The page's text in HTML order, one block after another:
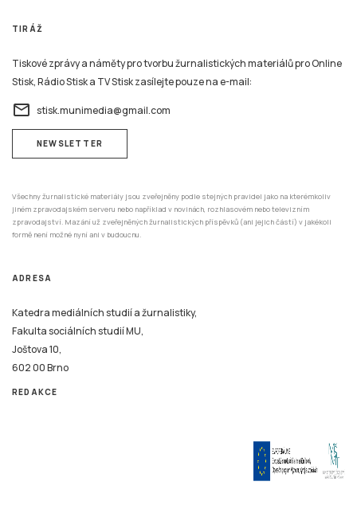
TIRÁŽ
Tiskové zprávy a náměty pro tvorbu žurnalistických materiálů pro Online
Stisk, Rádio Stisk a TV Stisk zasílejte pouze na e-mail:
email stisk.munimedia@gmail.com
NEWSLETTER
Všechny žurnalistické materiály jsou zveřejněny podle stejných pravidel jako na kterémkoliv
jiném zpravodajském serveru nebo například v novinách, rozhlasovém nebo televizním
zpravodajství. Mazání už zveřejněných žurnalistických příspěvků (ani jejich částí) v jakékoli
formě není možné nyní ani v budoucnu.
ADRESA
Katedra mediálních studií a žurnalistiky,
Fakulta sociálních studií MU,
Joštova 10,
602 00 Brno
REDAKCE